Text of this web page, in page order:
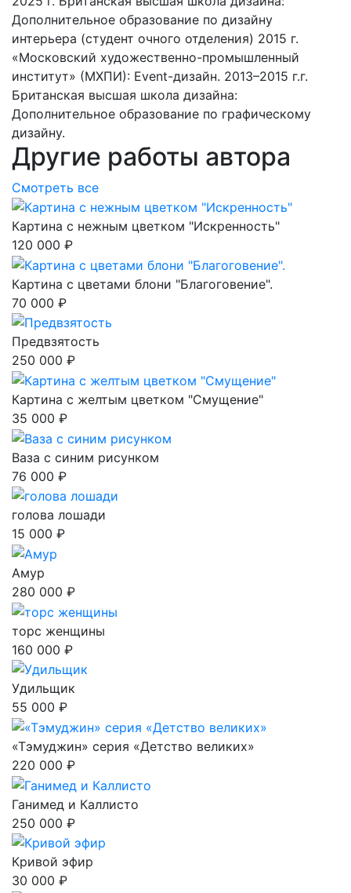
Дополнительное образование по дизайну
интерьера (студент очного отделения) 2015 г.
«Московский художественно-промышленный
институт» (МХПИ): Event-дизайн. 2013–2015 г.г.
Британская высшая школа дизайна:
Дополнительное образование по графическому
дизайну.
Другие работы автора
Смотреть все
Картина с нежным цветком "Искренность"
120 000 ₽
Картина с цветами блони "Благоговение".
70 000 ₽
Предвзятость
250 000 ₽
Картина с желтым цветком "Смущение"
35 000 ₽
Ваза с синим рисунком
76 000 ₽
голова лошади
15 000 ₽
Амур
280 000 ₽
торс женщины
160 000 ₽
Удильщик
55 000 ₽
«Тэмуджин» серия «Детство великих»
220 000 ₽
Ганимед и Каллисто
250 000 ₽
Кривой эфир
30 000 ₽